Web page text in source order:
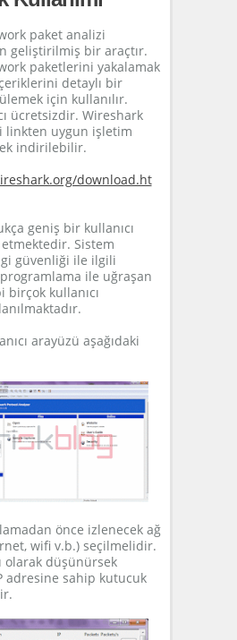
paket analizi
geliştirilmiş bir araçtır.
paketlerini yakalamak
detaylı bir
için kullanılır.
ücretsizdir. Wireshark
linkten uygun işletim
indirilebilir.
download.ht
geniş bir kullanıcı
Sistem
güvenliği ile ilgili
programlama ile uğraşan
birçok kullanıcı
arayüzü aşağıdaki
önce izlenecek ağ
wifi v.b.) seçilmelidir.
olarak düşünürsek
adresine sahip kutucuk